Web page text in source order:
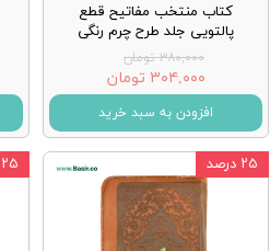
کتاب منتخب مفاتیح قطع
پالتویی جلد طرح چرم رنگی
۳۸۰,۰۰۰ تومان
۳۰۴,۰۰۰ تومان
افزودن به سبد خرید
۲۵ درصد ۲۵ درصد